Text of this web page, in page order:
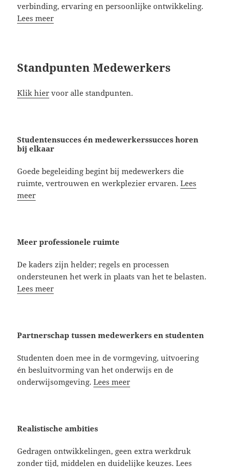
verbinding, ervaring en persoonlijke ontwikkeling.
Lees meer
Standpunten Medewerkers
Klik hier voor alle standpunten.
Studentensucces én medewerkerssucces horen
bij elkaar
Goede begeleiding begint bij medewerkers die
ruimte, vertrouwen en werkplezier ervaren.Lees
meer
Meer professionele ruimte
De kaders zijn helder; regels en processen
ondersteunen het werk in plaats van het te belasten.
Lees meer
Partnerschap tussen medewerkers en studenten
Studenten doen mee in de vormgeving, uitvoering
én besluitvorming van het onderwijs en de
onderwijsomgeving.Lees meer
Realistische ambities
Gedragen ontwikkelingen, geen extra werkdruk
zonder tijd, middelen en duidelijke keuzes.Lees